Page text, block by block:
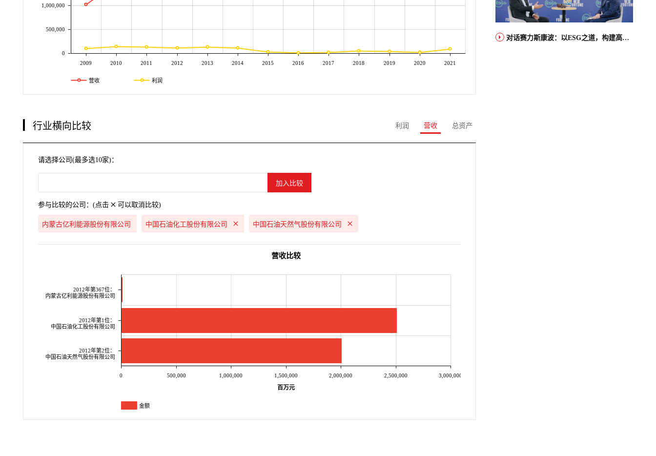
2009 2010 2011 2012 2013 2014 2015 2016 2017 2018 2019 2020 2021
0
500,000
1,000,000
营收 利润
行业横向比较 利润 营收 总资产
请选择公司(最多选10家)：
参与比较的公司：(点击 可以取消比较)
内蒙古亿利能源股份有限公司 中国石油化工股份有限公司 中国石油天然气股份有限公司
2012年第367位：
内蒙古亿利能源股份有限公司
2012年第1位：
中国石油化工股份有限公司
2012年第2位：
中国石油天然气股份有限公司
0 500,000 1,000,000 1,500,000 2,000,000 2,500,000 3,000,000
百万元
营收比较
金额
对话赛力斯康波：以ESG之道，构建高端智能汽车品牌全球竞争力